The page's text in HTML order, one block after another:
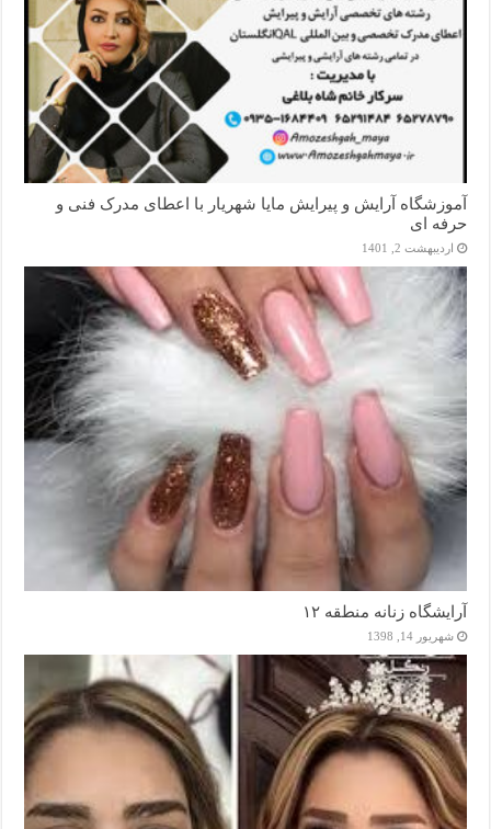
آموزشگاه آرایش و پیرایش مایا شهریار با اعطای مدرک فنی و
حرفه ای
اردیبهشت 2, 1401
آرایشگاه زنانه منطقه ۱۲
شهریور 14, 1398